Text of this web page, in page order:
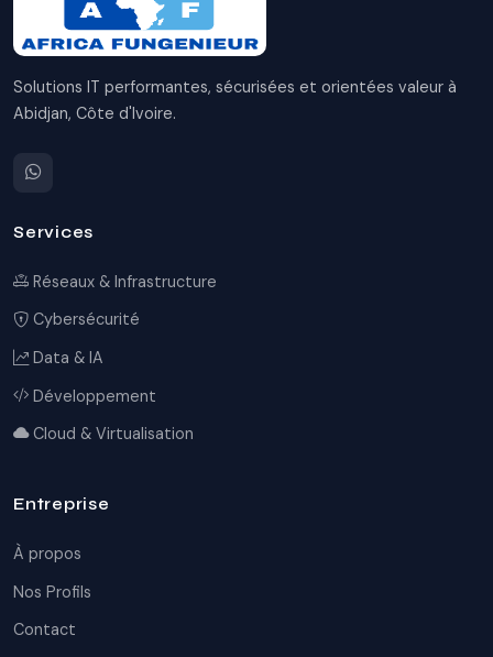
Solutions IT performantes, sécurisées et orientées valeur à
Abidjan, Côte d'Ivoire.
Services
Réseaux & Infrastructure
Cybersécurité
Data & IA
Développement
Cloud & Virtualisation
Entreprise
À propos
Nos Profils
Contact